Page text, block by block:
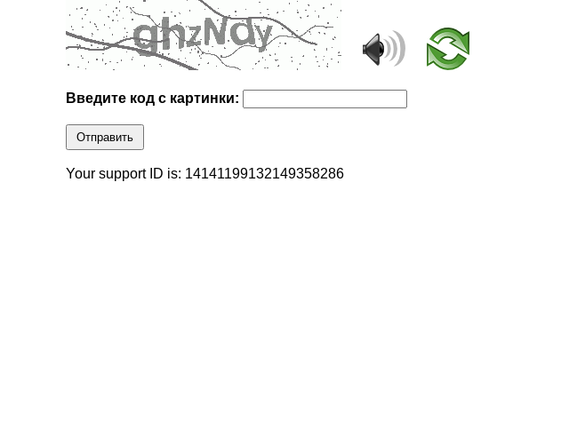
Введите код с картинки:
Отправить
Your support ID is: 14141199132149358286